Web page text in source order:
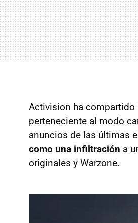
Activision ha compartido
perteneciente al modo
anuncios de las últimas
como una infiltración a
originales y Warzone.